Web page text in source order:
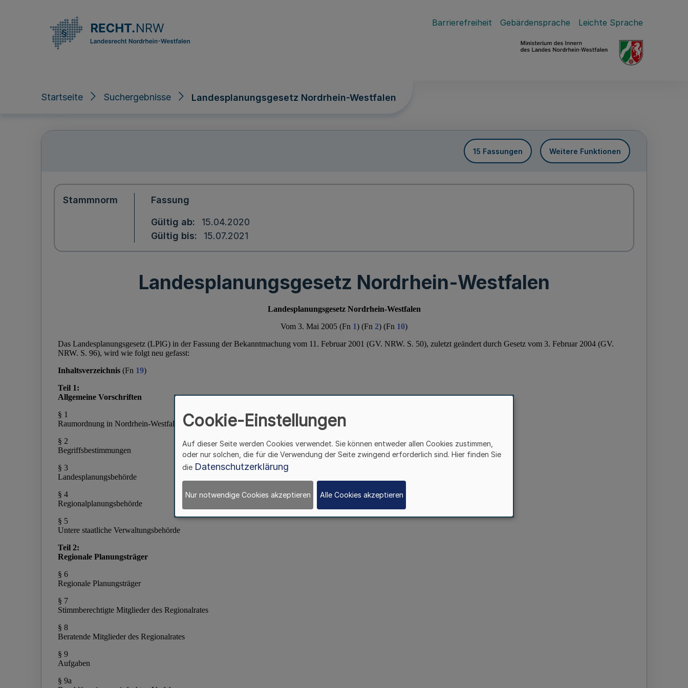
Barrierefreiheit Gebärdensprache Leichte Sprache
Startseite Suchergebnisse Landesplanungsgesetz Nordrhein-Westfalen
15 Fassungen Weitere Funktionen
Stammnorm Fassung
Gültig ab
15.04.2020
Gültig bis
15.07.2021
Landesplanungsgesetz Nordrhein-Westfalen
Cookie-Einstellungen
Auf dieser Seite werden Cookies verwendet. Sie können entweder allen Cookies zustimmen,
oder nur solchen, die für die Verwendung der Seite zwingend erforderlich sind. Hier finden Sie
die Datenschutzerklärung
Nur notwendige Cookies akzeptieren Alle Cookies akzeptieren